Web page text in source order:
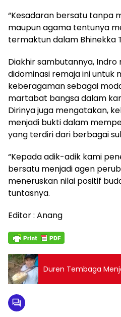
“Kesadaran bersatu tanpa
maupun agama tentunya
termaktun dalam Bhinekka
Diakhir sambutannya,
didominasi remaja ini untuk
keberagaman sebagai
martabat bangsa dalam
Dirinya juga mengatakan,
menjadi bukti dalam
yang terdiri dari berbagai
“Kepada adik-adik kami
bersatu menjadi agen
meneruskan nilai positif
tuntasnya.
Editor : Anang
Duren Tembaga